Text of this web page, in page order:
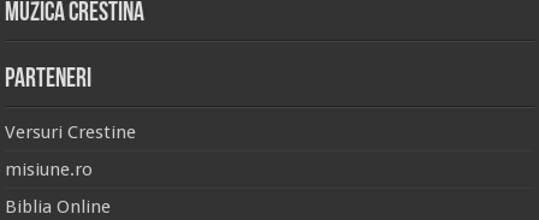
Muzica Crestina
Parteneri
Versuri Crestine
misiune.ro
Biblia Online